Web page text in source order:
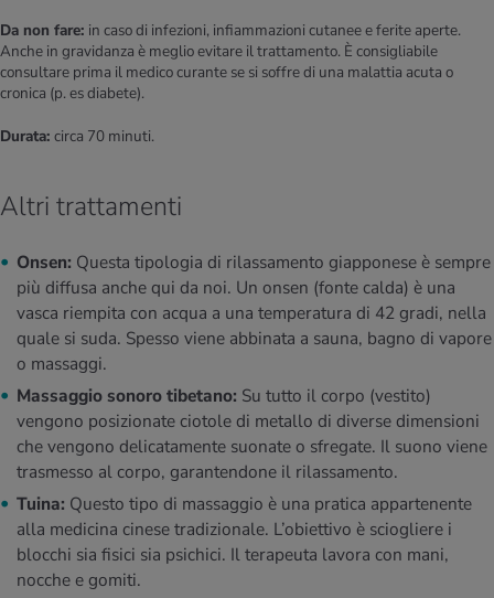
Da non fare: in caso di infezioni, infiammazioni cutanee e ferite aperte.
Anche in gravidanza è meglio evitare il trattamento. È consigliabile
consultare prima il medico curante se si soffre di una malattia acuta o
cronica (p. es diabete).
Durata: circa 70 minuti.
Altri trattamenti
Onsen: Questa tipologia di rilassamento giapponese è sempre
più diffusa anche qui da noi. Un onsen (fonte calda) è una
vasca riempita con acqua a una temperatura di 42 gradi, nella
quale si suda. Spesso viene abbinata a sauna, bagno di vapore
o massaggi.
Massaggio sonoro tibetano: Su tutto il corpo (vestito)
vengono posizionate ciotole di metallo di diverse dimensioni
che vengono delicatamente suonate o sfregate. Il suono viene
trasmesso al corpo, garantendone il rilassamento.
Tuina: Questo tipo di massaggio è una pratica appartenente
alla medicina cinese tradizionale. L’obiettivo è sciogliere i
blocchi sia fisici sia psichici. Il terapeuta lavora con mani,
nocche e gomiti.